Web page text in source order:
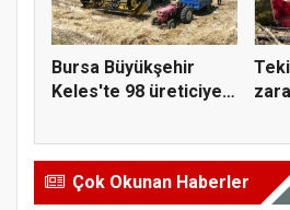
Bursa Büyükşehir
Keles'te 98 üreticiye
Çok Okunan Haberler